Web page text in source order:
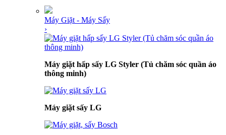
Máy Giặt - Máy Sấy
›
Máy giặt hấp sấy LG Styler (Tủ chăm sóc quần áo
thông minh)
Máy giặt sấy LG